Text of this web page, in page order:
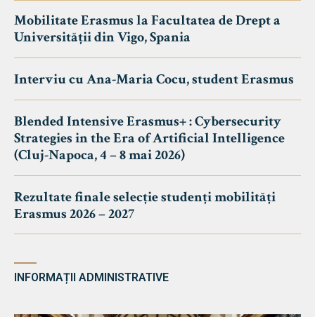
Mobilitate Erasmus la Facultatea de Drept a
Universității din Vigo, Spania
Interviu cu Ana-Maria Cocu, student Erasmus
Blended Intensive Erasmus+ : Cybersecurity
Strategies in the Era of Artificial Intelligence
(Cluj-Napoca, 4 – 8 mai 2026)
Rezultate finale selecție studenți mobilități
Erasmus 2026 – 2027
INFORMAȚII ADMINISTRATIVE